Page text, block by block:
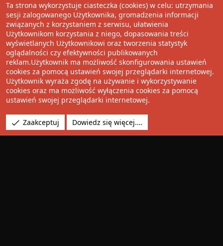
Wolnościowe cytaty
Udostępnij
Facebook
TwitterRedditPinterest
TumblrWhatsApp
Umieść Link
Community platform by XenForo® © 2010-2022 XenForo Ltd.
Pixel Exit
Tłumaczenie wykonane przezXboxForum.pl
via s9e/MediaSites
Ta strona wykorzystuje ciasteczka (cookies) w celu: utrzymania
sesji zalogowanego Użytkownika, gromadzenia informacji
związanych z korzystaniem z serwisu, ułatwienia
Użytkownikom korzystania z niego, dopasowania treści
wyświetlanych Użytkownikowi oraz tworzenia statystyk
oglądalności czy efektywności publikowanych
reklam.Użytkownik ma możliwość skonfigurowania ustawień
cookies za pomocą ustawień swojej przeglądarki internetowej.
Użytkownik wyraża zgodę na używanie i wykorzystywanie
cookies oraz ma możliwość wyłączenia cookies za pomocą
ustawień swojej przeglądarki internetowej.
Zaakceptuj Dowiedz się więcej.…